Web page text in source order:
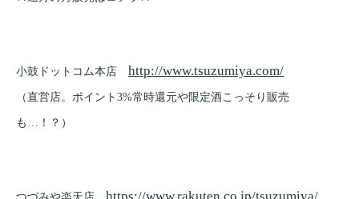
小鼓ドットコム本店 http://www.tsuzumiya.com/
（直営店。ポイント3%常時還元や限定酒こっそり販売
も…！？）